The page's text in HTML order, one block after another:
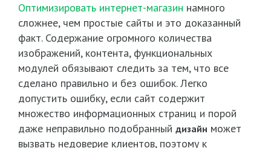
Оптимизировать интернет-магазин намного
сложнее, чем простые сайты и это доказанный
факт. Содержание огромного количества
изображений, контента, функциональных
модулей обязывают следить за тем, что все
сделано правильно и без ошибок. Легко
допустить ошибку, если сайт содержит
множество информационных страниц и порой
даже неправильно подобранный дизайн может
вызвать недоверие клиентов, поэтому к